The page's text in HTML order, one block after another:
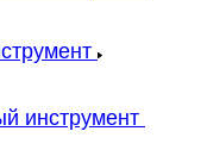
инструмент